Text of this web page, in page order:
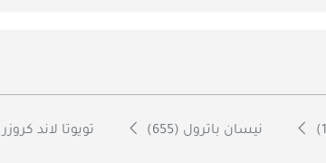
نيسان باترول (655) تويوتا لاند كروزر 70 (597)